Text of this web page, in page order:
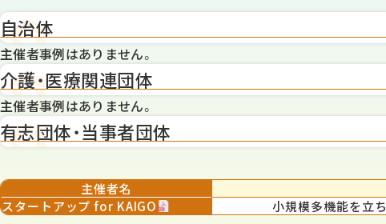
自治体
主催者事例はありません。
介護・医療関連団体
主催者事例はありません。
有志団体・当事者団体
主催者名
スタートアップ for KAIGO
小規模多機能を立